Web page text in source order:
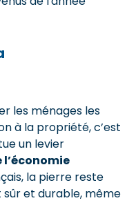
les ménages les
à la propriété, c’est
un levier
l’économie
la pierre reste
sûr et durable, même